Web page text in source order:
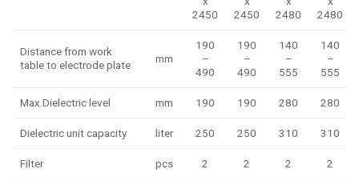
2450
2450
2480
2480
Distance from work
table to electrode plate
mm
190
–
490
190
–
490
140
–
555
140
–
555
Max.Dielectric level mm 190 190 280 280
Dielectric unit capacity liter 250 250 310 310
Filter pcs 2 2 2 2